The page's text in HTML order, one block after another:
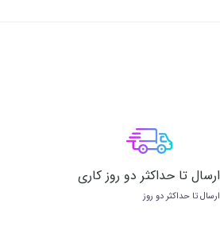
ارسال تا حداکثر دو روز کاری
ارسال تا حداکثر دو روز